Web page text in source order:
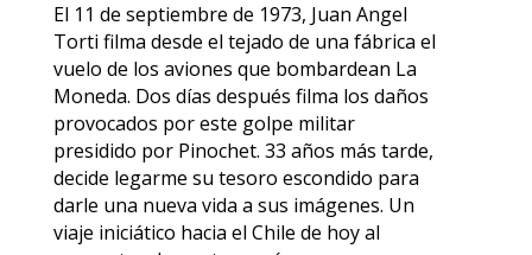
El 11 de septiembre de 1973, Juan Angel
Torti filma desde el tejado de una fábrica el
vuelo de los aviones que bombardean La
Moneda. Dos días después filma los daños
provocados por este golpe militar
presidido por Pinochet. 33 años más tarde,
decide legarme su tesoro escondido para
darle una nueva vida a sus imágenes. Un
viaje iniciático hacia el Chile de hoy al